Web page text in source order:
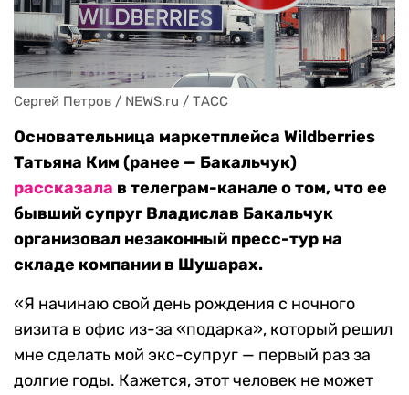
Сергей Петров / NEWS.ru / ТАСС
Основательница маркетплейса Wildberries
Татьяна Ким (ранее — Бакальчук)
рассказала в телеграм-канале о том, что ее
бывший супруг Владислав Бакальчук
организовал незаконный пресс-тур на
складе компании в Шушарах.
«Я начинаю свой день рождения с ночного
визита в офис из-за «подарка», который решил
мне сделать мой экс-супруг — первый раз за
долгие годы. Кажется, этот человек не может